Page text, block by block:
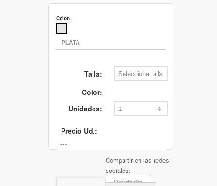
Color:
Talla:
Color:
Unidades:
Precio Ud.:
Compartir en las redes
sociales:
Descripción